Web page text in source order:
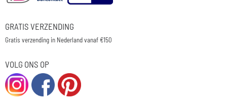
GRATIS VERZENDING
Gratis verzending in Nederland vanaf €150
VOLG ONS OP